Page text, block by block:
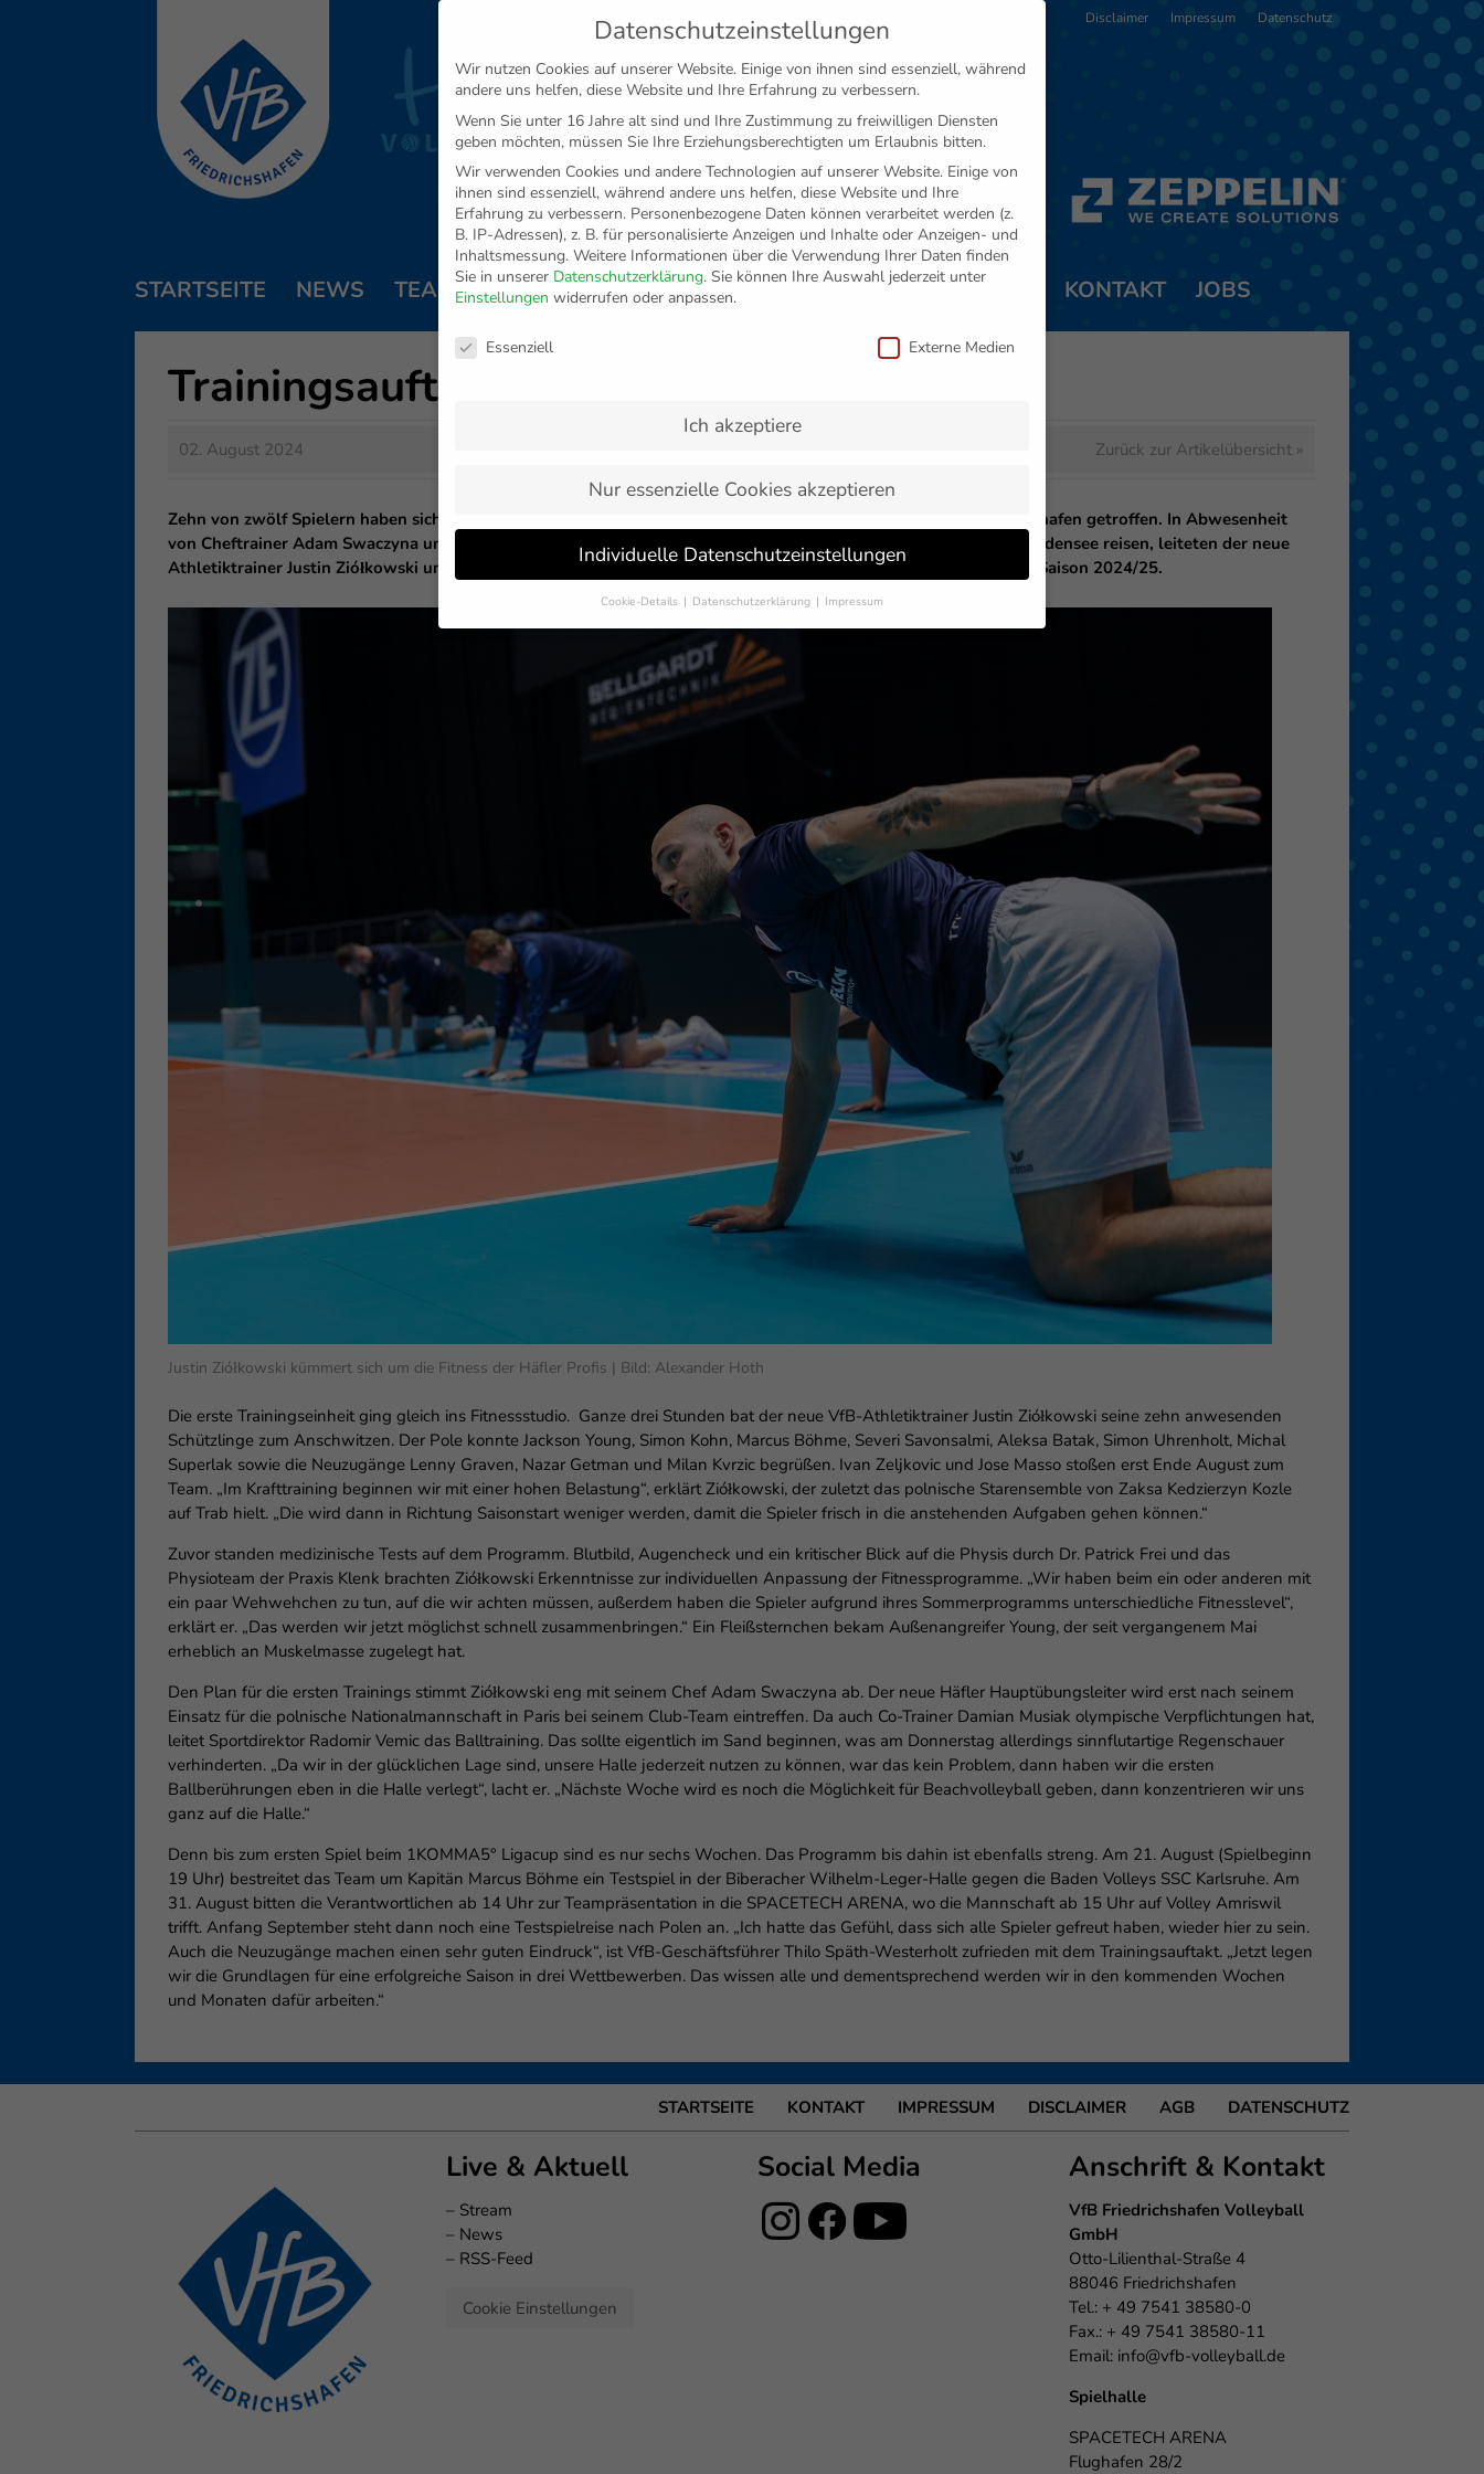
Disclaimer Impressum Datenschutz
STARTSEITE NEWS TEAM TICKETS FANSHOP VFB MEDIEN PARTNER KONTAKT JOBS
Trainingsauftakt beim VfB Friedrichshafen
02. August 2024 Zurück zur Artikelübersicht »
Zehn von zwölf Spielern haben sich am Donnerstag zum Trainingsauftakt der Profivolleyballer des VfB Friedrichshafen getroffen. In Abwesenheit
von Cheftrainer Adam Swaczyna und Co-Trainer Damian Musiak, die erst nach den olympischen Spielen an den Bodensee reisen, leiteten der neue
Athletiktrainer Justin Ziółkowski und Sportdirektor Radomir Vemic die ersten Einheiten der Vorbereitung auf die Saison 2024/25.
Justin Ziółkowski kümmert sich um die Fitness der Häfler Profis | Bild: Alexander Hoth
Die erste Trainingseinheit ging gleich ins Fitnessstudio. Ganze drei Stunden bat der neue VfB-Athletiktrainer Justin Ziółkowski seine zehn anwesenden
Schützlinge zum Anschwitzen. Der Pole konnte Jackson Young, Simon Kohn, Marcus Böhme, Severi Savonsalmi, Aleksa Batak, Simon Uhrenholt, Michal
Superlak sowie die Neuzugänge Lenny Graven, Nazar Getman und Milan Kvrzic begrüßen. Ivan Zeljkovic und Jose Masso stoßen erst Ende August zum
Team. „Im Krafttraining beginnen wir mit einer hohen Belastung“, erklärt Ziółkowski, der zuletzt das polnische Starensemble von Zaksa Kedzierzyn Kozle
auf Trab hielt. „Die wird dann in Richtung Saisonstart weniger werden, damit die Spieler frisch in die anstehenden Aufgaben gehen können.“
Zuvor standen medizinische Tests auf dem Programm. Blutbild, Augencheck und ein kritischer Blick auf die Physis durch Dr. Patrick Frei und das
Physioteam der Praxis Klenk brachten Ziółkowski Erkenntnisse zur individuellen Anpassung der Fitnessprogramme. „Wir haben beim ein oder anderen mit
ein paar Wehwehchen zu tun, auf die wir achten müssen, außerdem haben die Spieler aufgrund ihres Sommerprogramms unterschiedliche Fitnesslevel“,
erklärt er. „Das werden wir jetzt möglichst schnell zusammenbringen.“ Ein Fleißsternchen bekam Außenangreifer Young, der seit vergangenem Mai
erheblich an Muskelmasse zugelegt hat.
Den Plan für die ersten Trainings stimmt Ziółkowski eng mit seinem Chef Adam Swaczyna ab. Der neue Häfler Hauptübungsleiter wird erst nach seinem
Einsatz für die polnische Nationalmannschaft in Paris bei seinem Club-Team eintreffen. Da auch Co-Trainer Damian Musiak olympische Verpflichtungen hat,
leitet Sportdirektor Radomir Vemic das Balltraining. Das sollte eigentlich im Sand beginnen, was am Donnerstag allerdings sinnflutartige Regenschauer
verhinderten. „Da wir in der glücklichen Lage sind, unsere Halle jederzeit nutzen zu können, war das kein Problem, dann haben wir die ersten
Ballberührungen eben in die Halle verlegt“, lacht er. „Nächste Woche wird es noch die Möglichkeit für Beachvolleyball geben, dann konzentrieren wir uns
ganz auf die Halle.“
Denn bis zum ersten Spiel beim 1KOMMA5° Ligacup sind es nur sechs Wochen. Das Programm bis dahin ist ebenfalls streng. Am 21. August (Spielbeginn
19 Uhr) bestreitet das Team um Kapitän Marcus Böhme ein Testspiel in der Biberacher Wilhelm-Leger-Halle gegen die Baden Volleys SSC Karlsruhe. Am
31. August bitten die Verantwortlichen ab 14 Uhr zur Teampräsentation in die SPACETECH ARENA, wo die Mannschaft ab 15 Uhr auf Volley Amriswil
trifft. Anfang September steht dann noch eine Testspielreise nach Polen an. „Ich hatte das Gefühl, dass sich alle Spieler gefreut haben, wieder hier zu sein.
Auch die Neuzugänge machen einen sehr guten Eindruck“, ist VfB-Geschäftsführer Thilo Späth-Westerholt zufrieden mit dem Trainingsauftakt. „Jetzt legen
wir die Grundlagen für eine erfolgreiche Saison in drei Wettbewerben. Das wissen alle und dementsprechend werden wir in den kommenden Wochen
und Monaten dafür arbeiten.“
DATENSCHUTZ
AGB
DISCLAIMER
IMPRESSUM
KONTAKT
STARTSEITE
Live & Aktuell
– Stream
– News
– RSS-Feed
Cookie Einstellungen
Social Media Anschrift & Kontakt
VfB Friedrichshafen Volleyball
GmbH
Otto-Lilienthal-Straße 4
88046 Friedrichshafen
Tel.: + 49 7541 38580-0
Fax.: + 49 7541 38580-11
Email: info@vfb-volleyball.de
Spielhalle
SPACETECH ARENA
Flughafen 28/2
Datenschutzeinstellungen
Wir nutzen Cookies auf unserer Website. Einige von ihnen sind essenziell, während
andere uns helfen, diese Website und Ihre Erfahrung zu verbessern.
Wenn Sie unter 16 Jahre alt sind und Ihre Zustimmung zu freiwilligen Diensten
geben möchten, müssen Sie Ihre Erziehungsberechtigten um Erlaubnis bitten.
Wir verwenden Cookies und andere Technologien auf unserer Website. Einige von
ihnen sind essenziell, während andere uns helfen, diese Website und Ihre
Erfahrung zu verbessern. Personenbezogene Daten können verarbeitet werden (z.
B. IP-Adressen), z. B. für personalisierte Anzeigen und Inhalte oder Anzeigen- und
Inhaltsmessung. Weitere Informationen über die Verwendung Ihrer Daten finden
Sie in unserer Datenschutzerklärung. Sie können Ihre Auswahl jederzeit unter
Einstellungen widerrufen oder anpassen.
Datenschutzeinstellungen
Essenziell Externe Medien
Ich akzeptiere
Nur essenzielle Cookies akzeptieren
Individuelle Datenschutzeinstellungen
Cookie-Details Datenschutzerklärung Impressum
Datenschutzeinstellungen
Wenn Sie unter 16 Jahre alt sind und Ihre Zustimmung zu freiwilligen Diensten
geben möchten, müssen Sie Ihre Erziehungsberechtigten um Erlaubnis bitten.
Wir verwenden Cookies und andere Technologien auf unserer Website. Einige von
ihnen sind essenziell, während andere uns helfen, diese Website und Ihre
B. IP-Adressen), z. B. für personalisierte Anzeigen und Inhalte oder Anzeigen- und
Weitere Informationen über die Verwendung Ihrer Daten finden
Datenschutzerklärung.
Hier finden Sie eine Übersicht über alle verwendeten Cookies. Sie können Ihre
Einwilligung zu ganzen Kategorien geben oder sich weitere Informationen anzeigen
lassen und so nur bestimmte Cookies auswählen.
Speichern Nur essenzielle Cookies akzeptieren Zurück
Datenschutzeinstellungen
Essenziell (1)
Essenzielle Cookies ermöglichen grundlegende Funktionen und sind für die einwandfreie
Funktion der Website erforderlich.
Cookie-Informationen anzeigen
Externe Medien
Inhalte von Videoplattformen und Social-Media-Plattformen werden standardmäßig
blockiert. Wenn Cookies von externen Medien akzeptiert werden, bedarf der Zugriff auf
diese Inhalte keiner manuellen Einwilligung mehr.
Cookie-Informationen anzeigen